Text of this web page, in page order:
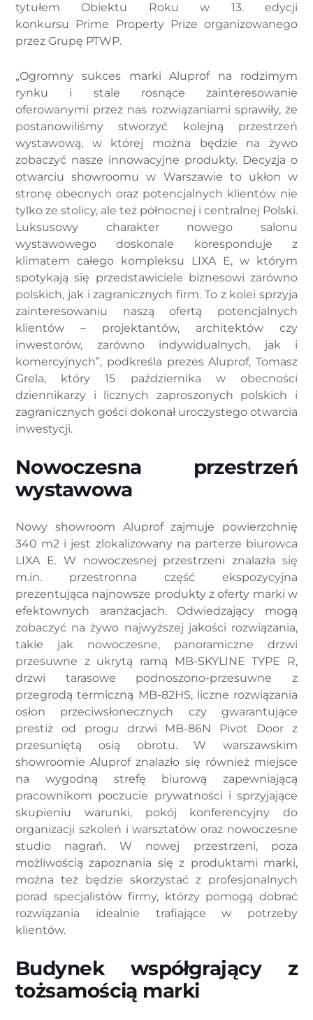
tytułem Obiektu Roku w 13. edycji
konkursu Prime Property Prize organizowanego
przez Grupę PTWP.
„Ogromny sukces marki Aluprof na rodzimym
rynku i stale rosnące zainteresowanie
oferowanymi przez nas rozwiązaniami sprawiły, że
postanowiliśmy stworzyć kolejną przestrzeń
wystawową, w której można będzie na żywo
zobaczyć nasze innowacyjne produkty. Decyzja o
otwarciu showroomu w Warszawie to ukłon w
stronę obecnych oraz potencjalnych klientów nie
tylko ze stolicy, ale też północnej i centralnej Polski.
Luksusowy charakter nowego salonu
wystawowego doskonale koresponduje z
klimatem całego kompleksu LIXA E, w którym
spotykają się przedstawiciele biznesowi zarówno
polskich, jak i zagranicznych firm. To z kolei sprzyja
zainteresowaniu naszą ofertą potencjalnych
klientów – projektantów, architektów czy
inwestorów, zarówno indywidualnych, jak i
komercyjnych”, podkreśla prezes Aluprof, Tomasz
Grela, który 15 października w obecności
dziennikarzy i licznych zaproszonych polskich i
zagranicznych gości dokonał uroczystego otwarcia
inwestycji.
Nowoczesna przestrzeń
wystawowa
Nowy showroom Aluprof zajmuje powierzchnię
340 m2 i jest zlokalizowany na parterze biurowca
LIXA E. W nowoczesnej przestrzeni znalazła się
m.in. przestronna część ekspozycyjna
prezentująca najnowsze produkty z oferty marki w
efektownych aranżacjach. Odwiedzający mogą
zobaczyć na żywo najwyższej jakości rozwiązania,
takie jak nowoczesne, panoramiczne drzwi
przesuwne z ukrytą ramą MB-SKYLINE TYPE R,
drzwi tarasowe podnoszono-przesuwne z
przegrodą termiczną MB-82HS, liczne rozwiązania
osłon przeciwsłonecznych czy gwarantujące
prestiż od progu drzwi MB-86N Pivot Door z
przesuniętą osią obrotu. W warszawskim
showroomie Aluprof znalazło się również miejsce
na wygodną strefę biurową zapewniającą
pracownikom poczucie prywatności i sprzyjające
skupieniu warunki, pokój konferencyjny do
organizacji szkoleń i warsztatów oraz nowoczesne
studio nagrań. W nowej przestrzeni, poza
możliwością zapoznania się z produktami marki,
można też będzie skorzystać z profesjonalnych
porad specjalistów firmy, którzy pomogą dobrać
rozwiązania idealnie trafiające w potrzeby
klientów.
Budynek współgrający z
tożsamością marki